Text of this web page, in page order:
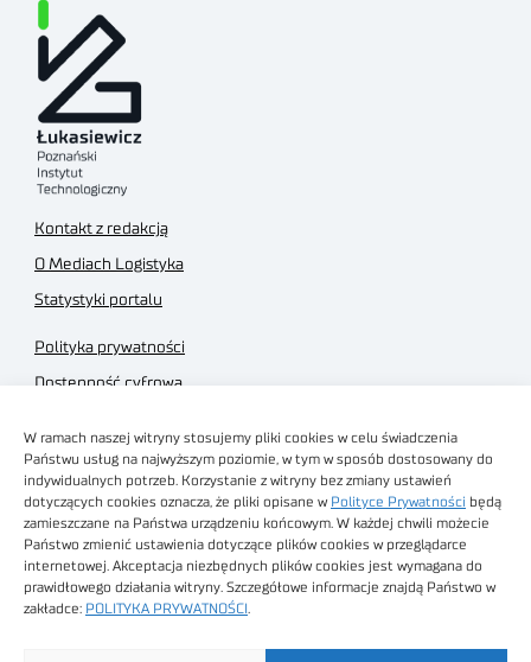
W ramach naszej witryny stosujemy pliki cookies w celu świadczenia
Państwu usług na najwyższym poziomie, w tym w sposób dostosowany do
indywidualnych potrzeb. Korzystanie z witryny bez zmiany ustawień
dotyczących cookies oznacza, że pliki opisane w Polityce Prywatności będą
zamieszczane na Państwa urządzeniu końcowym. W każdej chwili możecie
Państwo zmienić ustawienia dotyczące plików cookies w przeglądarce
internetowej. Akceptacja niezbędnych plików cookies jest wymagana do
prawidłowego działania witryny. Szczegółowe informacje znajdą Państwo w
zakładce: POLITYKA PRYWATNOŚCI
Kontakt z redakcją
O Mediach Logistyka
Statystyki portalu
Polityka prywatności
Dostępność cyfrowa
Regulamin sklepu
Obrazy stockowe
autorstwa